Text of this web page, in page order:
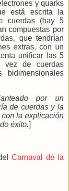
y quarks
está escrita la
cuerdas (hay 5
compuestas por
que tendrían
extras, con un
unificar las 5
vez de cuerdas
bidimensionales
por un
de cuerdas y la
con la explicación
éxito.]
Carnaval de la